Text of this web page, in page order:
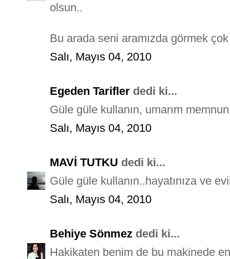
olsun..
Bu arada seni aramızda görmek
Salı, Mayıs 04, 2010
Egeden Tarifler dedi ki...
Güle güle kullanın, umarım memnun
Salı, Mayıs 04, 2010
MAVİ TUTKU dedi ki...
Güle güle kullanın..hayatınıza ve
Salı, Mayıs 04, 2010
Behiye Sönmez dedi ki...
Hakikaten benim de bu makinede